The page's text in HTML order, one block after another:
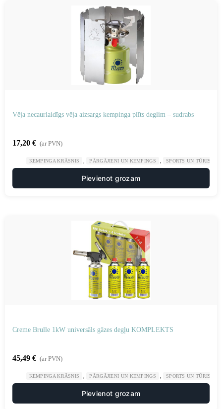
Vēja necaurlaidīgs vēja aizsargs kempinga plīts deglim – sudrabs
17,20 € (ar PVN)
KEMPINGA KRĀSNIS PĀRGĀJIENI UN KEMPINGS SPORTS UN TŪRISMS
Pievienot grozam
Creme Brulle 1kW universāls gāzes degļu KOMPLEKTS
45,49 € (ar PVN)
KEMPINGA KRĀSNIS PĀRGĀJIENI UN KEMPINGS SPORTS UN TŪRISMS
Pievienot grozam